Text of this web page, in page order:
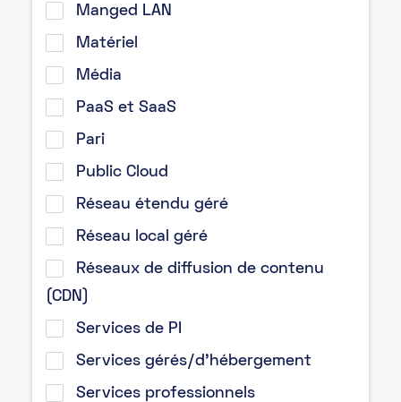
Manged LAN
Matériel
Média
PaaS et SaaS
Pari
Public Cloud
Réseau étendu géré
Réseau local géré
Réseaux de diffusion de contenu
(CDN)
Services de PI
Services gérés/d’hébergement
Services professionnels